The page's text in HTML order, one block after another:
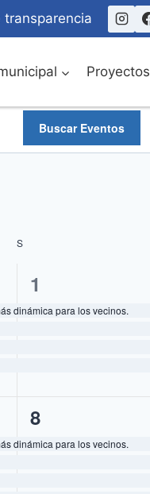
transparencia
Proyectos
Buscar Eventos
S
dinámica para los vecinos.
4
eventos,
1
dinámica para los vecinos.
4
eventos,
8